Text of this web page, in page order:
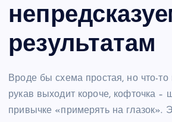
результатам
Вроде бы схема простая, но что-то
рукав выходит короче, кофточка –
привычке «примерять на глазок».